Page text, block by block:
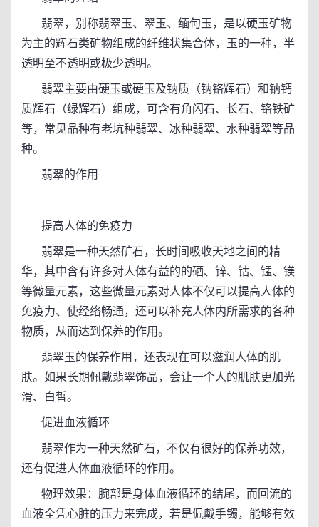
翡翠，别称翡翠玉、翠玉、缅甸玉，是以硬玉矿物
为主的辉石类矿物组成的纤维状集合体，玉的一种，半
透明至不透明或极少透明。
翡翠主要由硬玉或硬玉及钠质（钠铬辉石）和钠钙
质辉石（绿辉石）组成，可含有角闪石、长石、铬铁矿
等，常见品种有老坑种翡翠、冰种翡翠、水种翡翠等品
种。
翡翠的作用
提高人体的免疫力
翡翠是一种天然矿石，长时间吸收天地之间的精
华，其中含有许多对人体有益的的硒、锌、钴、锰、镁
等微量元素，这些微量元素对人体不仅可以提高人体的
免疫力、使经络畅通，还可以补充人体内所需求的各种
物质，从而达到保养的作用。
翡翠玉的保养作用，还表现在可以滋润人体的肌
肤。如果长期佩戴翡翠饰品，会让一个人的肌肤更加光
滑、白皙。
促进血液循环
翡翠作为一种天然矿石，不仅有很好的保养功效，
还有促进人体血液循环的作用。
物理效果：腕部是身体血液循环的结尾，而回流的
血液全凭心脏的压力来完成，若是佩戴手镯，能够有效